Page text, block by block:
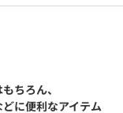
ちろん、
に便利なアイテム